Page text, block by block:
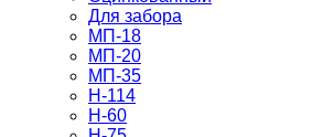
Для забора
МП-18
МП-20
МП-35
Н-114
Н-60